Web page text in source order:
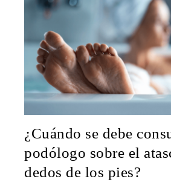
¿Cuándo se debe
podólogo sobre el
dedos de los pies?